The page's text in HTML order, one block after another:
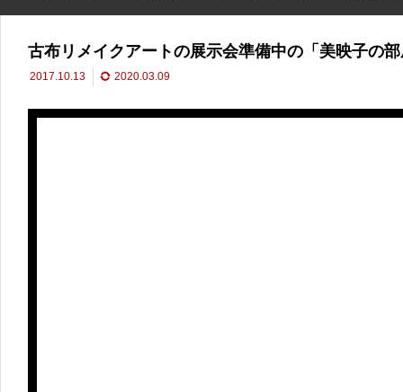
古布リメイクアートの展示会準備中の「美映子の
2017.10.13 2020.03.09